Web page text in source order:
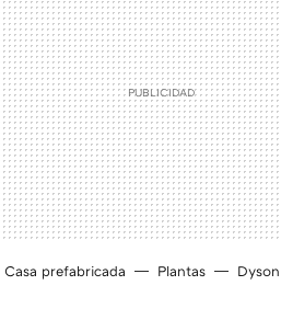
Casa prefabricada Plantas Dyson